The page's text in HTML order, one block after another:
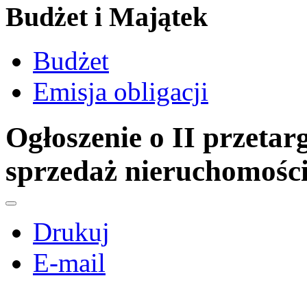
Budżet i Majątek
Budżet
Emisja obligacji
Ogłoszenie o II
sprzedaż
Drukuj
E-mail